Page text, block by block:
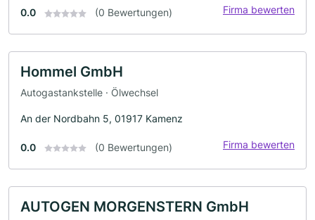
0.0 (0 Bewertungen) Firma bewerten
Hommel GmbH
Autogastankstelle · Ölwechsel
An der Nordbahn 5, 01917 Kamenz
0.0 (0 Bewertungen) Firma bewerten
AUTOGEN MORGENSTERN GmbH